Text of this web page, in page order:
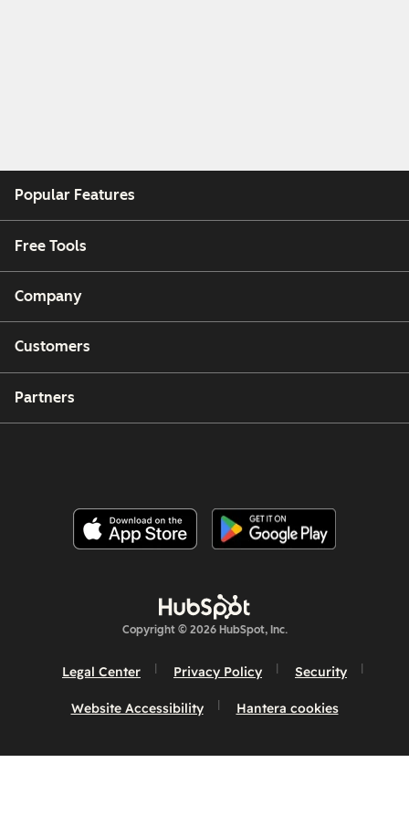
Popular Features
Free Tools
Company
Customers
Partners
Copyright © 2026 HubSpot, Inc.
Legal Center Privacy Policy Security
Website Accessibility Hantera cookies